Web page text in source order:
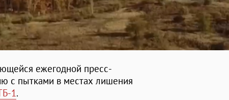
ежегодной пресс-
с пытками в местах лишения
1.